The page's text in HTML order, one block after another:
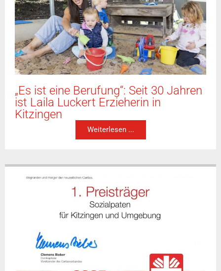
„Es ist eine Berufung“: Seit 30 Jahren
ist Laila Luckert Erzieherin in
Kitzingen
Weiterlesen ...